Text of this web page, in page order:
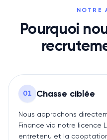
NOTRE
Pourquoi
01 Chasse ciblée
Nous approchons
Finance via notre licence
entretenu et la